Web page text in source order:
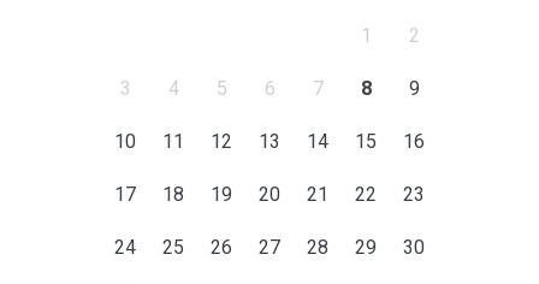
1 2
3 4 5 6 7 8 9
10 11 12 13 14 15 16
17 18 19 20 21 22 23
24 25 26 27 28 29 30